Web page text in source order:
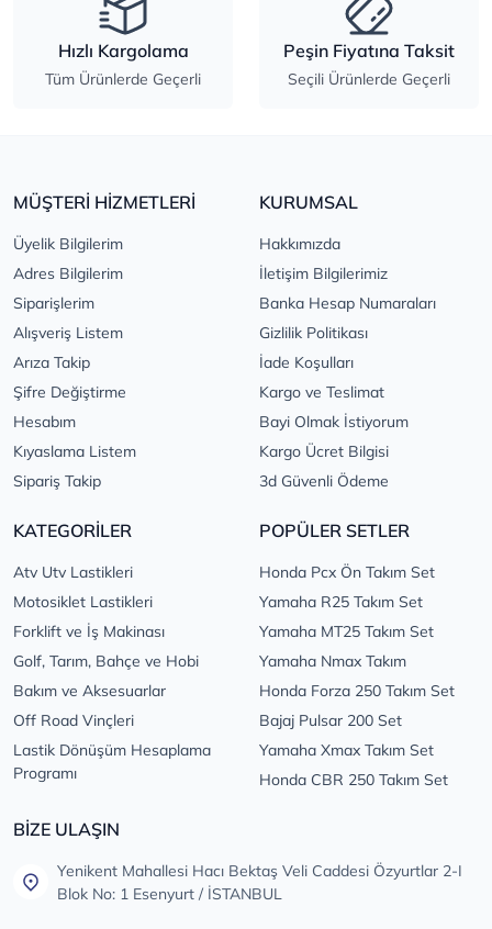
Hızlı Kargolama
Tüm Ürünlerde Geçerli
Peşin Fiyatına Taksit
Seçili Ürünlerde Geçerli
MÜŞTERİ HİZMETLERİ
Üyelik Bilgilerim
Adres Bilgilerim
Siparişlerim
Alışveriş Listem
Arıza Takip
Şifre Değiştirme
Hesabım
Kıyaslama Listem
Sipariş Takip
KURUMSAL
Hakkımızda
İletişim Bilgilerimiz
Banka Hesap Numaraları
Gizlilik Politikası
İade Koşulları
Kargo ve Teslimat
Bayi Olmak İstiyorum
Kargo Ücret Bilgisi
3d Güvenli Ödeme
KATEGORİLER
Atv Utv Lastikleri
Motosiklet Lastikleri
Forklift ve İş Makinası
Golf, Tarım, Bahçe ve Hobi
Bakım ve Aksesuarlar
Off Road Vinçleri
Lastik Dönüşüm Hesaplama
Programı
POPÜLER SETLER
Honda Pcx Ön Takım Set
Yamaha R25 Takım Set
Yamaha MT25 Takım Set
Yamaha Nmax Takım
Honda Forza 250 Takım Set
Bajaj Pulsar 200 Set
Yamaha Xmax Takım Set
Honda CBR 250 Takım Set
BİZE ULAŞIN
Yenikent Mahallesi Hacı Bektaş Veli Caddesi Özyurtlar 2-I
Blok No: 1 Esenyurt / İSTANBUL